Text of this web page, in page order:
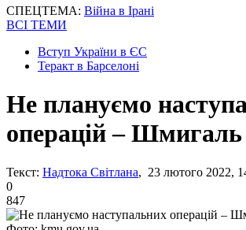
СПЕЦТЕМА: Війна в Ірані
ВСІ ТЕМИ
Вступ України в ЄС
Теракт в Барселоні
Не плануємо
операцій – Шмигаль
Текст: Надтока Світлана, 23 лютого 2022,
0
847